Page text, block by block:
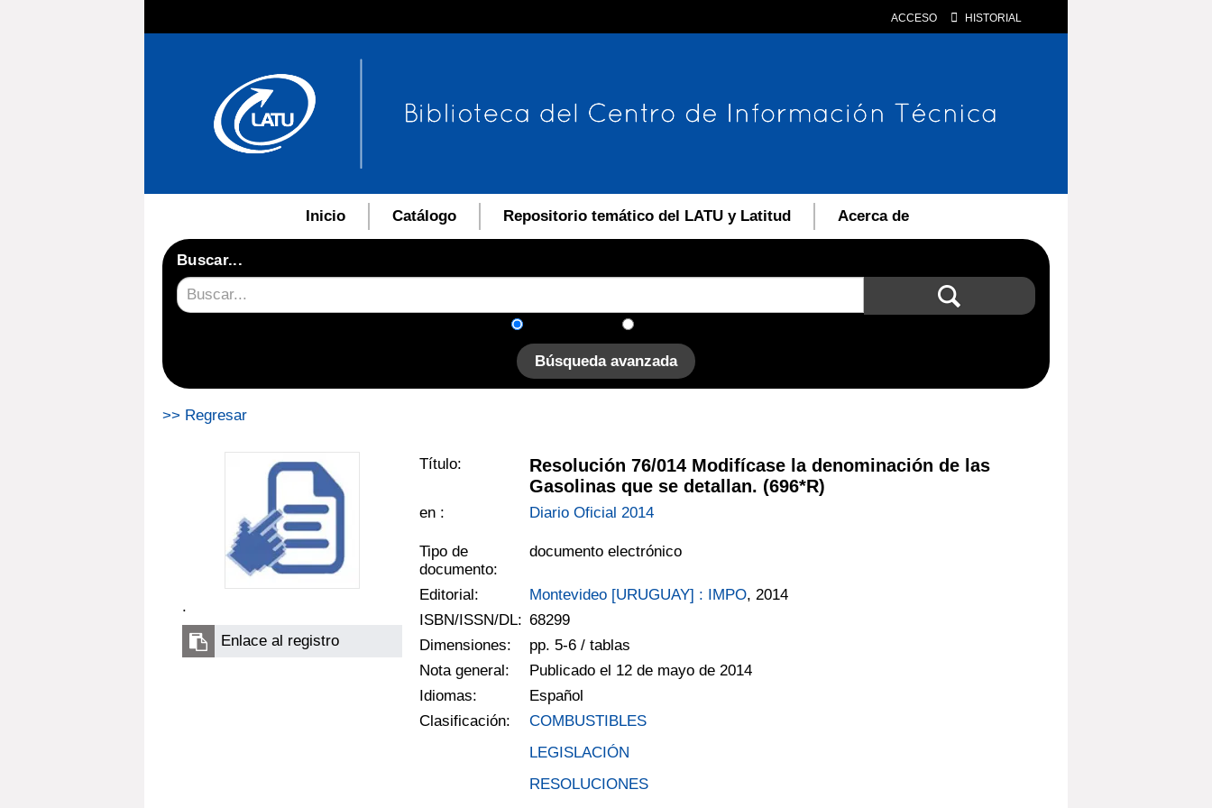
ACCESO HISTORIAL
Inicio Catálogo Repositorio temático del LATU y Latitud Acerca de
Buscar...
Búsqueda avanzada
>> Regresar
.
Enlace al registro
Título:
Resolución 76/014 Modifícase la denominación de las
Gasolinas que se detallan. (696*R)
en : Diario Oficial 2014
Tipo de
documento:
documento electrónico
Editorial: Montevideo [URUGUAY] : IMPO, 2014
ISBN/ISSN/DL: 68299
Dimensiones:
pp. 5-6 / tablas
Nota general:
Publicado el 12 de mayo de 2014
Idiomas:
Español
Clasificación:
COMBUSTIBLES
LEGISLACIÓN
RESOLUCIONES